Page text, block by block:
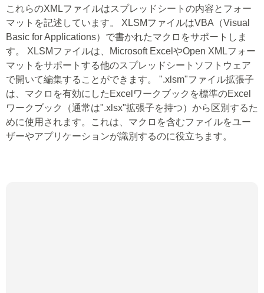
これらのXMLファイルはスプレッドシートの内容とフォー
マットを記述しています。 XLSMファイルはVBA（Visual
Basic for Applications）で書かれたマクロをサポートしま
す。 XLSMファイルは、Microsoft ExcelやOpen XMLフォー
マットをサポートする他のスプレッドシートソフトウェア
で開いて編集することができます。 ".xlsm"ファイル拡張子
は、マクロを有効にしたExcelワークブックを標準のExcel
ワークブック（通常は".xlsx"拡張子を持つ）から区別するた
めに使用されます。これは、マクロを含むファイルをユー
ザーやアプリケーションが識別するのに役立ちます。